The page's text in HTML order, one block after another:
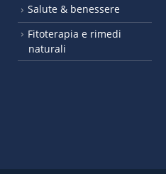
Salute & benessere
Fitoterapia e rimedi
naturali